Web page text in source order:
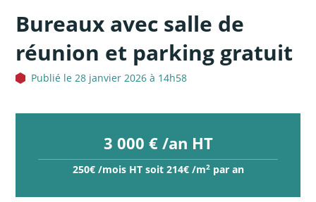
Bureaux avec salle de
réunion et parking gratuit
Publié le 28 janvier 2026 à 14h58
3 000 € /an HT
250€ /mois HT soit 214€ /m2par an